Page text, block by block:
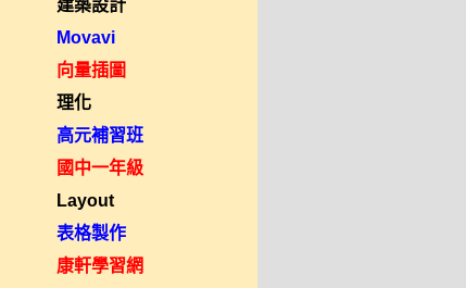
建築設計
Movavi
向量插圖
理化
高元補習班
國中一年級
Layout
表格製作
康軒學習網